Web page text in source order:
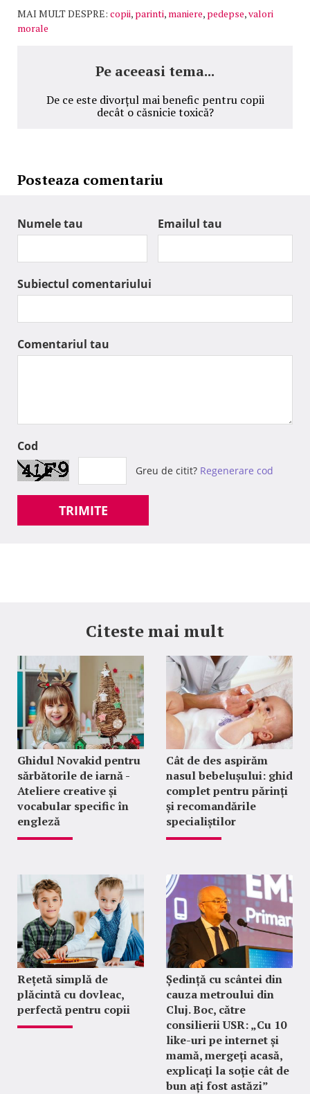
MAI MULT DESPRE: copii, parinti, maniere, pedepse,valori
morale
Pe aceeasi tema...
De ce este divorțul mai benefic pentru copii
decât o căsnicie toxică?
Posteaza comentariu
Numele tau Emailul tau
Subiectul comentariului
Comentariul tau
Cod
Greu de citit? Regenerare cod
TRIMITE
Citeste mai mult
Ghidul Novakid pentru
sărbătorile de iarnă -
Ateliere creative și
vocabular specific în
engleză
Cât de des aspirăm
nasul bebelușului: ghid
complet pentru părinți
și recomandările
specialiștilor
Rețetă simplă de
plăcintă cu dovleac,
perfectă pentru copii
Ședință cu scântei din
cauza metroului din
Cluj. Boc, către
consilierii USR: „Cu 10
like-uri pe internet și
mamă, mergeți acasă,
explicați la soție cât de
bun ați fost astăzi”